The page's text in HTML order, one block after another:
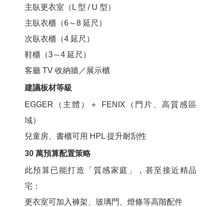
主臥更衣室（L 型 / U 型）
主臥衣櫃（6～8 延尺）
次臥衣櫃（4 延尺）
鞋櫃（3～4 延尺）
客廳 TV 收納牆／展示櫃
建議板材等級
EGGER（主體）＋ FENIX（門片、高質感區
域）
兒童房、書櫃可用 HPL 提升耐刮性
30 萬預算配置策略
此預算已能打造「質感家庭」，甚至接近精品
宅：
更衣室可加入褲架、玻璃門、燈條等高階配件